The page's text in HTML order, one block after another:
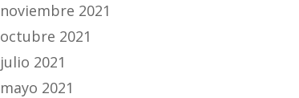
noviembre 2021
octubre 2021
julio 2021
mayo 2021